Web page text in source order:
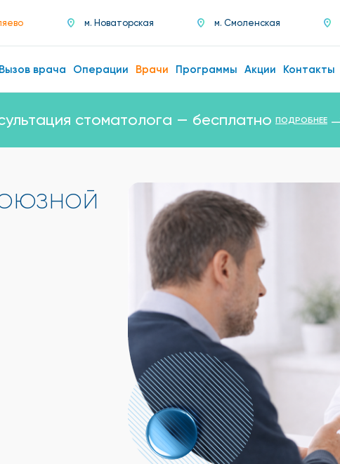
м. Новаторская м. Смоленская
Вызов врача Операции Врачи Программы Акции Контакты
стоматолога — бесплатно ПОДРОБНЕЕ